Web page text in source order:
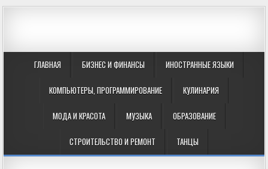
ГЛАВНАЯ БИЗНЕС И ФИНАНСЫ ИНОСТРАННЫЕ ЯЗЫКИ
КОМПЬЮТЕРЫ, ПРОГРАММИРОВАНИЕ КУЛИНАРИЯ
МОДА И КРАСОТА МУЗЫКА ОБРАЗОВАНИЕ
СТРОИТЕЛЬСТВО И РЕМОНТ ТАНЦЫ